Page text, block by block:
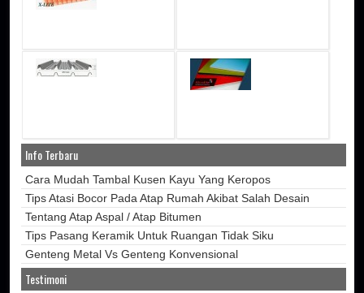
Info Terbaru
Cara Mudah Tambal Kusen Kayu Yang Keropos
Tips Atasi Bocor Pada Atap Rumah Akibat Salah Desain
Tentang Atap Aspal / Atap Bitumen
Tips Pasang Keramik Untuk Ruangan Tidak Siku
Genteng Metal Vs Genteng Konvensional
Testimoni